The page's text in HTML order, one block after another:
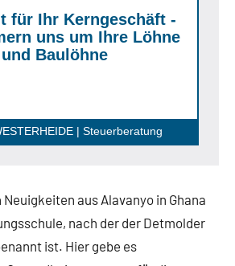
für Ihr Kerngeschäft -
uns um Ihre Löhne
und Baulöhne
| Steuerberatung
aus Alavanyo in Ghana
nach der der Detmolder
ist. Hier gebe es